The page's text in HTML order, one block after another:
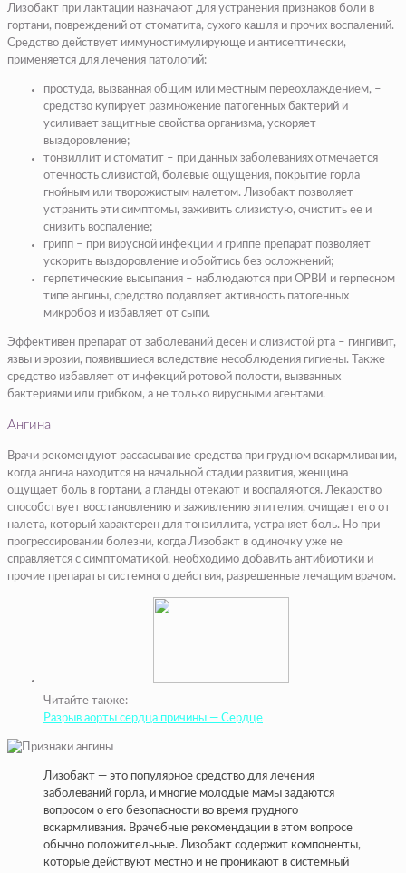
Лизобакт при лактации назначают для устранения признаков боли в
гортани, повреждений от стоматита, сухого кашля и прочих воспалений.
Средство действует иммуностимулирующе и антисептически,
применяется для лечения патологий:
простуда, вызванная общим или местным переохлаждением, –
средство купирует размножение патогенных бактерий и
усиливает защитные свойства организма, ускоряет
выздоровление;
тонзиллит и стоматит – при данных заболеваниях отмечается
отечность слизистой, болевые ощущения, покрытие горла
гнойным или творожистым налетом. Лизобакт позволяет
устранить эти симптомы, заживить слизистую, очистить ее и
снизить воспаление;
грипп – при вирусной инфекции и гриппе препарат позволяет
ускорить выздоровление и обойтись без осложнений;
герпетические высыпания – наблюдаются при ОРВИ и герпесном
типе ангины, средство подавляет активность патогенных
микробов и избавляет от сыпи.
Эффективен препарат от заболеваний десен и слизистой рта – гингивит,
язвы и эрозии, появившиеся вследствие несоблюдения гигиены. Также
средство избавляет от инфекций ротовой полости, вызванных
бактериями или грибком, а не только вирусными агентами.
Ангина
Врачи рекомендуют рассасывание средства при грудном вскармливании,
когда ангина находится на начальной стадии развития, женщина
ощущает боль в гортани, а гланды отекают и воспаляются. Лекарство
способствует восстановлению и заживлению эпителия, очищает его от
налета, который характерен для тонзиллита, устраняет боль. Но при
прогрессировании болезни, когда Лизобакт в одиночку уже не
справляется с симптоматикой, необходимо добавить антибиотики и
прочие препараты системного действия, разрешенные лечащим врачом.
Читайте также:
Разрыв аорты сердца причины — Сердце
Лизобакт — это популярное средство для лечения
заболеваний горла, и многие молодые мамы задаются
вопросом о его безопасности во время грудного
вскармливания. Врачебные рекомендации в этом вопросе
обычно положительные. Лизобакт содержит компоненты,
которые действуют местно и не проникают в системный